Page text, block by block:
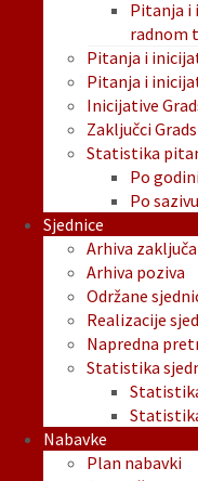
Pitanja i
radnom
Pitanja i
Pitanja i
Inicijative
Zaključci
Statistika
Po
Po sazivu
Sjednice
Arhiva
Arhiva poziva
Održane
Realizacije
Napredna
Statistika
Nabavke
Plan nabavki